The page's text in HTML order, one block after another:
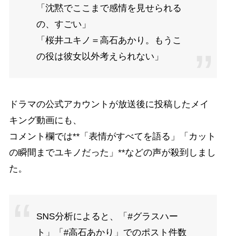
「沈黙でここまで感情を見せられる
の、すごい」
「桜井ユキノ＝高石あかり。もうこ
の役は彼女以外考えられない」
ドラマの公式アカウントが放送後に投稿したメイ
キング動画にも、
コメント欄では**「表情がすべてを語る」「カット
の瞬間までユキノだった」**などの声が殺到しまし
た。
SNS分析によると、「#グラスハー
ト」「#高石あかり」でのポスト件数